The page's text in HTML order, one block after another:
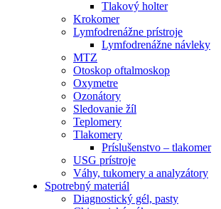
Tlakový holter
Krokomer
Lymfodrenážne prístroje
Lymfodrenážne návleky
MTZ
Otoskop oftalmoskop
Oxymetre
Ozonátory
Sledovanie žíl
Teplomery
Tlakomery
Príslušenstvo – tlakomer
USG prístroje
Váhy, tukomery a analyzátory
Spotrebný materiál
Diagnostický gél, pasty